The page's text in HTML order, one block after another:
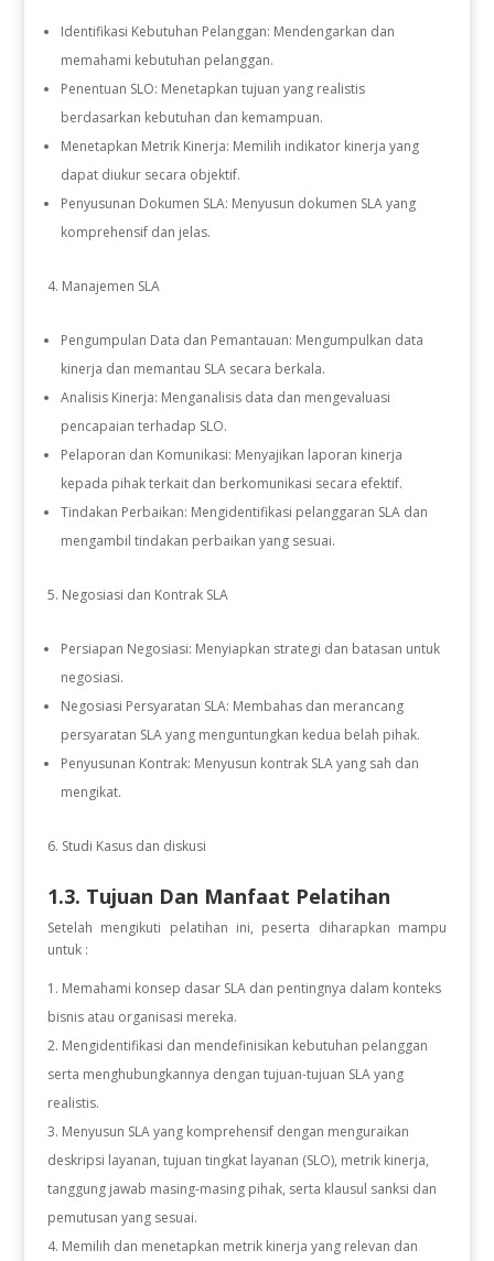
Identifikasi Kebutuhan Pelanggan: Mendengarkan dan
memahami kebutuhan pelanggan.
Penentuan SLO: Menetapkan tujuan yang realistis
berdasarkan kebutuhan dan kemampuan.
Menetapkan Metrik Kinerja: Memilih indikator kinerja yang
dapat diukur secara objektif.
Penyusunan Dokumen SLA: Menyusun dokumen SLA yang
komprehensif dan jelas.
Manajemen SLA
Pengumpulan Data dan Pemantauan: Mengumpulkan data
kinerja dan memantau SLA secara berkala.
Analisis Kinerja: Menganalisis data dan mengevaluasi
pencapaian terhadap SLO.
Pelaporan dan Komunikasi: Menyajikan laporan kinerja
kepada pihak terkait dan berkomunikasi secara efektif.
Tindakan Perbaikan: Mengidentifikasi pelanggaran SLA dan
mengambil tindakan perbaikan yang sesuai.
Negosiasi dan Kontrak SLA
Persiapan Negosiasi: Menyiapkan strategi dan batasan untuk
negosiasi.
Negosiasi Persyaratan SLA: Membahas dan merancang
persyaratan SLA yang menguntungkan kedua belah pihak.
Penyusunan Kontrak: Menyusun kontrak SLA yang sah dan
mengikat.
Studi Kasus dan diskusi
1.3. Tujuan Dan Manfaat Pelatihan
Setelah mengikuti pelatihan ini, peserta diharapkan mampu
untuk :
Memahami konsep dasar SLA dan pentingnya dalam konteks
bisnis atau organisasi mereka.
Mengidentifikasi dan mendefinisikan kebutuhan pelanggan
serta menghubungkannya dengan tujuan-tujuan SLA yang
realistis.
Menyusun SLA yang komprehensif dengan menguraikan
deskripsi layanan, tujuan tingkat layanan (SLO), metrik kinerja,
tanggung jawab masing-masing pihak, serta klausul sanksi dan
pemutusan yang sesuai.
Memilih dan menetapkan metrik kinerja yang relevan dan